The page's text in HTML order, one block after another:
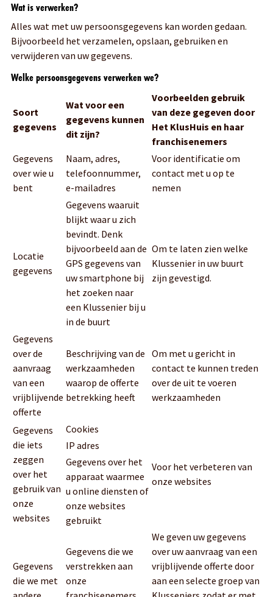
Wat is verwerken?
Alles wat met uw persoonsgegevens kan worden gedaan.
Bijvoorbeeld het verzamelen, opslaan, gebruiken en
verwijderen van uw gegevens.
Welke persoonsgegevens verwerken we?
Soort
gegevens
Wat voor een
gegevens kunnen
dit zijn?
Voorbeelden gebruik
van deze gegeven door
Het KlusHuis en haar
franchisenemers
Gegevens
over wie u
bent
Naam, adres,
telefoonnummer,
e-mailadres
Voor identificatie om
contact met u op te
nemen
Locatie
gegevens
Gegevens waaruit
blijkt waar u zich
bevindt. Denk
bijvoorbeeld aan de
GPS gegevens van
uw smartphone bij
het zoeken naar
een Klussenier bij u
in de buurt
Om te laten zien welke
Klussenier in uw buurt
zijn gevestigd.
Gegevens
over de
aanvraag
van een
vrijblijvende
offerte
Beschrijving van de
werkzaamheden
waarop de offerte
betrekking heeft
Om met u gericht in
contact te kunnen treden
over de uit te voeren
werkzaamheden
Gegevens
die iets
zeggen
over het
gebruik van
onze
websites
Cookies
IP adres
Gegevens over het
apparaat waarmee
u online diensten of
onze websites
gebruikt
Voor het verbeteren van
onze websites
Gegevens
die we met
Gegevens die we
verstrekken aan
onze
We geven uw gegevens
over uw aanvraag van een
vrijblijvende offerte door
aan een selecte groep van